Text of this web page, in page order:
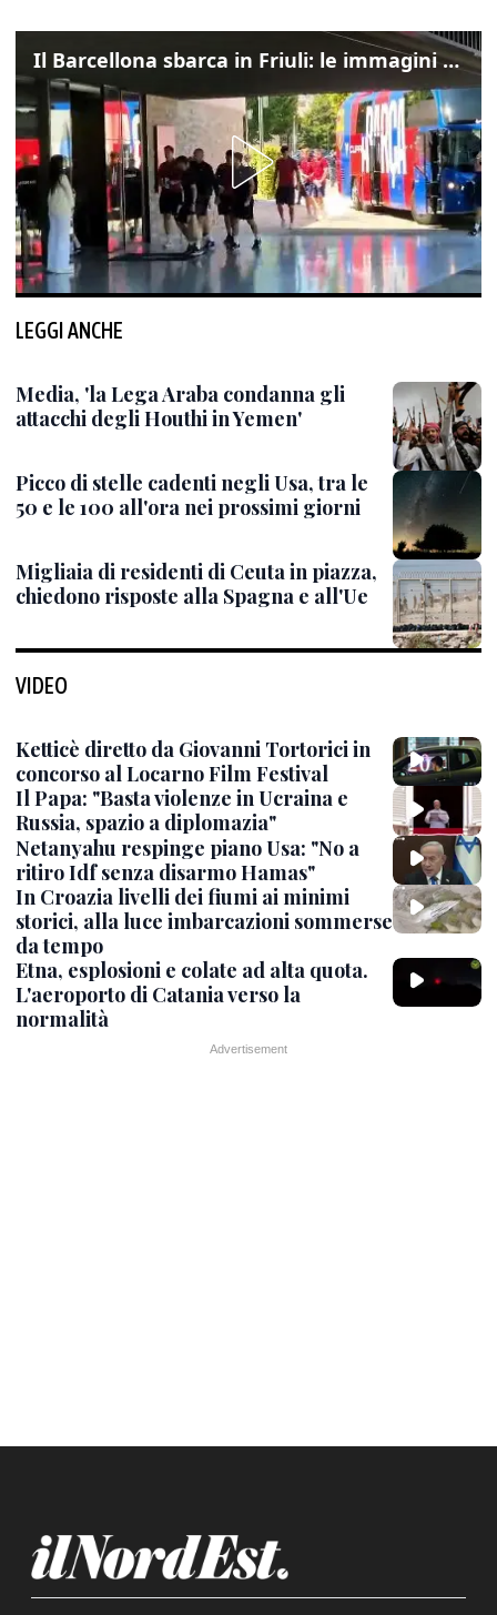
Il Barcellona sbarca in Friuli: le immagini dell'arrivo in albergo
LEGGI ANCHE
Media, 'la Lega Araba condanna gli
attacchi degli Houthi in Yemen'
Picco di stelle cadenti negli Usa, tra le
50 e le 100 all'ora nei prossimi giorni
Migliaia di residenti di Ceuta in piazza,
chiedono risposte alla Spagna e all'Ue
VIDEO
Ketticè diretto da Giovanni Tortorici in
concorso al Locarno Film Festival
Il Papa: "Basta violenze in Ucraina e
Russia, spazio a diplomazia"
Netanyahu respinge piano Usa: "No a
ritiro Idf senza disarmo Hamas"
In Croazia livelli dei fiumi ai minimi
storici, alla luce imbarcazioni sommerse
da tempo
Etna, esplosioni e colate ad alta quota.
L'aeroporto di Catania verso la
normalità